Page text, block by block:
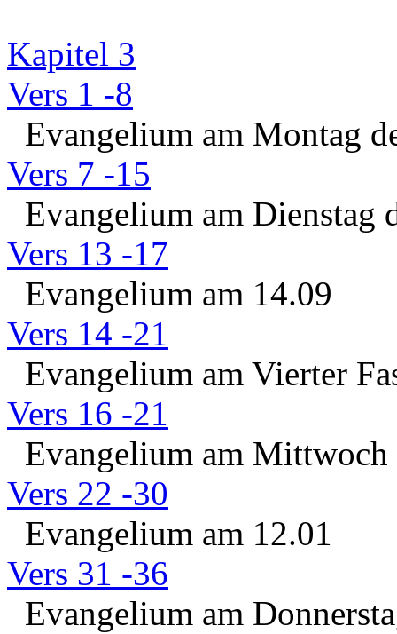
Kapitel 3
Vers 1 -8
Evangelium am Montag
Vers 7 -15
Evangelium am Dienstag
Vers 13 -17
Evangelium am 14.09
Vers 14 -21
Evangelium am Vierter
Vers 16 -21
Evangelium am Mittwoch
Vers 22 -30
Evangelium am 12.01
Vers 31 -36
Evangelium am